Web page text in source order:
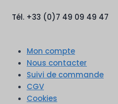
Tél. +33 (0)7 49 09 49 47
Mon compte
Nous contacter
Suivi de commande
CGV
Cookies